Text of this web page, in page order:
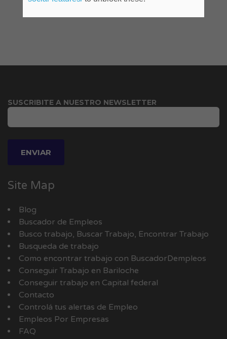
SUSCRIBITE A NUESTRO NEWSLETTER
Site Map
Blog
Buscador de Empleos
Busco trabajo, Buscar Trabajo, Encontrar Trabajo
Busqueda de trabajo
Como encontrar trabajo con BuscadorDempleos
Conseguir Trabajo en Bariloche
Conseguir trabajo en Capital federal
Contacto
Controlá tus alertas de Empleo
Empleos Por Empresas
FAQ